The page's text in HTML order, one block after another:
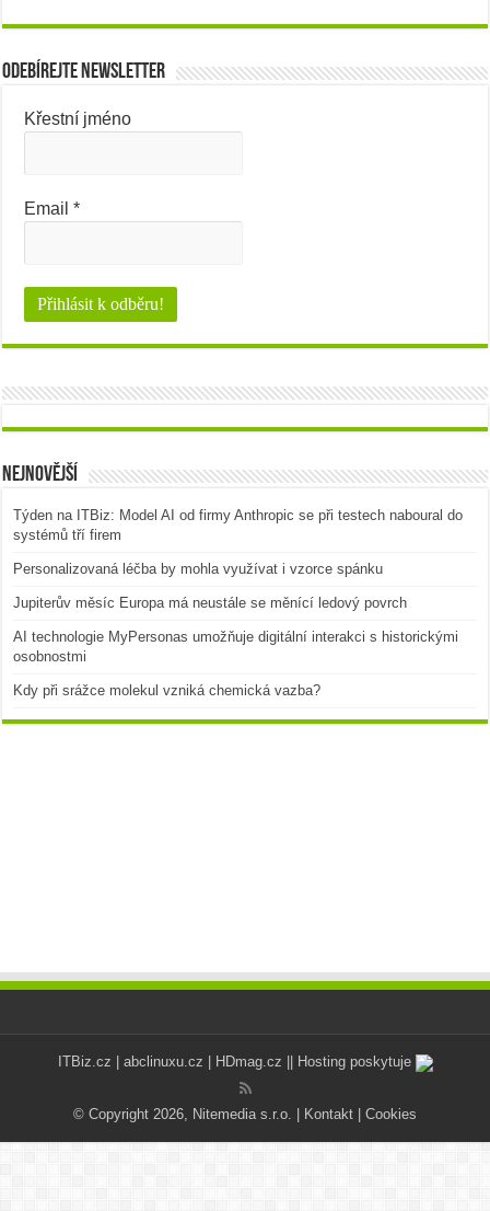
Odebírejte newsletter
Křestní jméno
Email*
Nejnovější
Týden na ITBiz: Model AI od firmy Anthropic se při testech naboural do
systémů tří firem
Personalizovaná léčba by mohla využívat i vzorce spánku
Jupiterův měsíc Europa má neustále se měnící ledový povrch
AI technologie MyPersonas umožňuje digitální interakci s historickými
osobnostmi
Kdy při srážce molekul vzniká chemická vazba?
ITBiz.cz abclinuxu.cz HDmag.cz || Hosting poskytuje
© Copyright 2026, Nitemedia s.r.o. | Kontakt Cookies